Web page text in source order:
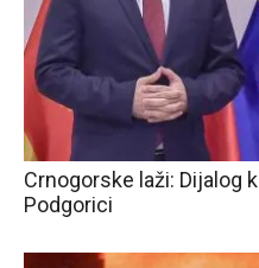
Crnogorske laži: Dijalog
Podgorici